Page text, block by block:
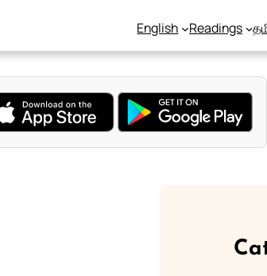
English Readings